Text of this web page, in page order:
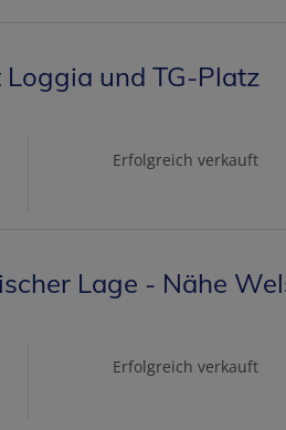
und TG-Platz
Erfolgreich verkauft
Lage - Nähe
Erfolgreich verkauft